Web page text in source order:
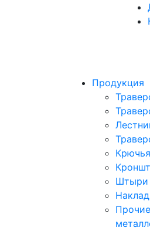
Продукция
Крючья
Штыри
Прочие